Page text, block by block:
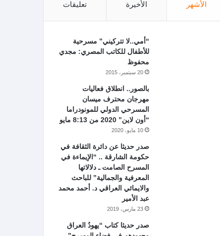
الأشهر الأخيرة تعليقات
“أمي..لا تتركيني” مسرحية
للأطفال للكاتب المصري: مجدي
محفوظ
20 سبتمبر، 2015
بالصور.. انطلاق فعاليات
مهرجان محترف ميسان
المسرحي الدولي للمونودراما
“أون لاين” 2020 من 8:13 مايو
10 مايو، 2020
صدر حديثا عن دائرة الثقافة في
حكومة الشارقة .. “الإيماءة في
المسرح الصامت ـ دلالاتها
المعرفية والجمالية” للباحث
والايمائي العراقي د. أحمد محمد
عبد الأمير
23 مارس، 2019
صدر حديثا كتاب “يهودُ العراق